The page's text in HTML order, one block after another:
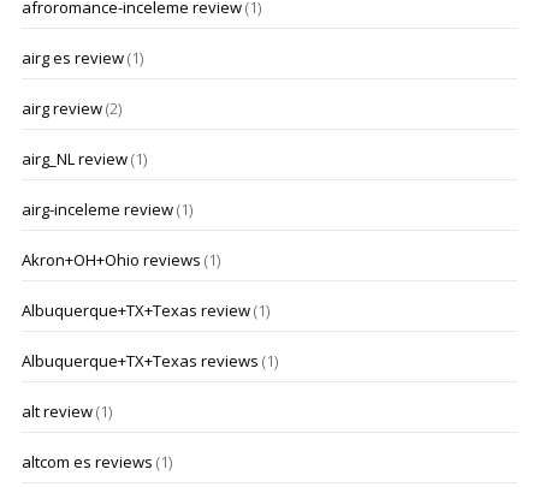
afroromance-inceleme review(1)
airg es review(1)
airg review(2)
airg_NL review(1)
airg-inceleme review(1)
Akron+OH+Ohio reviews (1)
Albuquerque+TX+Texas review(1)
Albuquerque+TX+Texas reviews (1)
alt review(1)
altcom es reviews (1)